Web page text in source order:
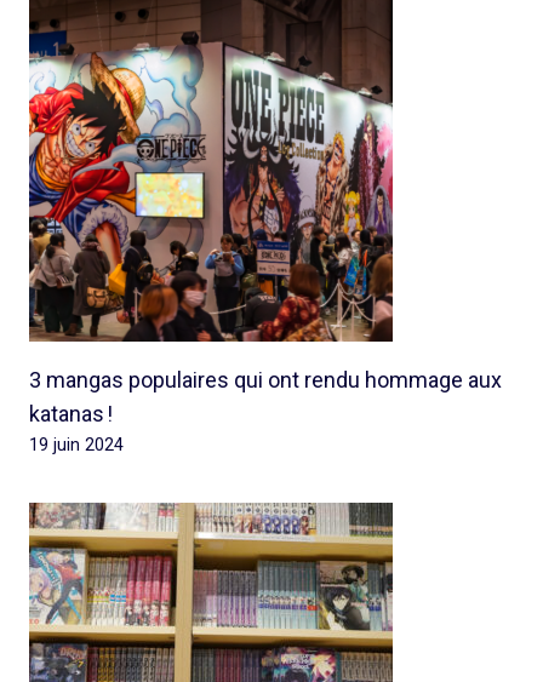
3 mangas populaires qui ont rendu hommage aux
katanas !
19 juin 2024